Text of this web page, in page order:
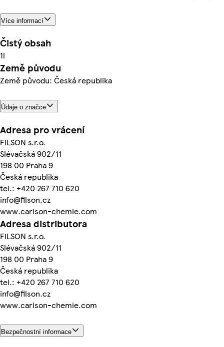
Více informací
Čistý obsah
1l
Země původu
Země původu: Česká republika
Údaje o značce
Adresa pro vrácení
FILSON s.r.o.
Slévačská 902/11
198 00 Praha 9
Česká republika
tel.: +420 267 710 620
info@filson.cz
www.carlson-chemie.com
Adresa distributora
FILSON s.r.o.
Slévačská 902/11
198 00 Praha 9
Česká republika
tel.: +420 267 710 620
info@filson.cz
www.carlson-chemie.com
Bezpečnostní informace